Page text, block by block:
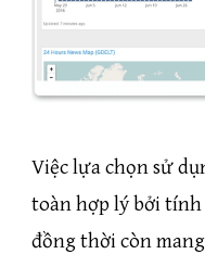
Việc lựa chọn sử
toàn hợp lý bởi tính
đồng thời còn